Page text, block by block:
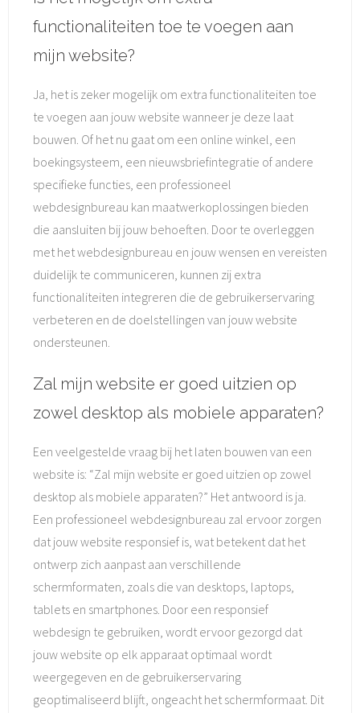
functionaliteiten toe te voegen aan
mijn website?
Ja, het is zeker mogelijk om extra functionaliteiten toe
te voegen aan jouw website wanneer je deze laat
bouwen. Of het nu gaat om een online winkel, een
boekingsysteem, een nieuwsbriefintegratie of andere
specifieke functies, een professioneel
webdesignbureau kan maatwerkoplossingen bieden
die aansluiten bij jouw behoeften. Door te overleggen
met het webdesignbureau en jouw wensen en vereisten
duidelijk te communiceren, kunnen zij extra
functionaliteiten integreren die de gebruikerservaring
verbeteren en de doelstellingen van jouw website
ondersteunen.
Zal mijn website er goed uitzien op
zowel desktop als mobiele apparaten?
Een veelgestelde vraag bij het laten bouwen van een
website is: “Zal mijn website er goed uitzien op zowel
desktop als mobiele apparaten?” Het antwoord is ja.
Een professioneel webdesignbureau zal ervoor zorgen
dat jouw website responsief is, wat betekent dat het
ontwerp zich aanpast aan verschillende
schermformaten, zoals die van desktops, laptops,
tablets en smartphones. Door een responsief
webdesign te gebruiken, wordt ervoor gezorgd dat
jouw website op elk apparaat optimaal wordt
weergegeven en de gebruikerservaring
geoptimaliseerd blijft, ongeacht het schermformaat. Dit